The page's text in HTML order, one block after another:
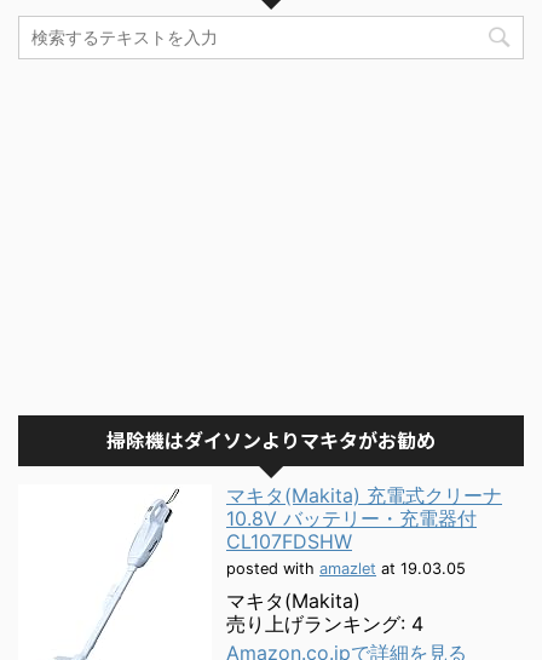
掃除機はダイソンよりマキタがお勧め
マキタ(Makita) 充電式クリーナ
10.8V バッテリー・充電器付
CL107FDSHW
posted with amazlet at 19.03.05
マキタ(Makita)
売り上げランキング: 4
Amazon.co.jpで詳細を見る